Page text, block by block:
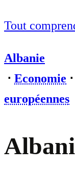
Tout
Albanie
⋅ Economie ⋅
européennes